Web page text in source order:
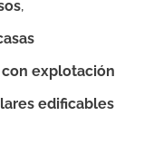
,
explotación
edificables